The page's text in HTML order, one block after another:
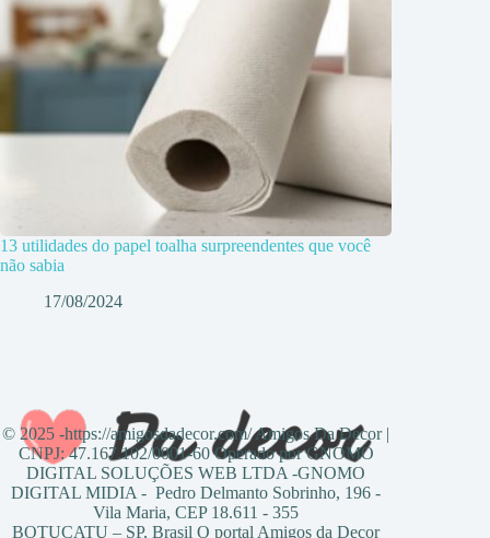
13 utilidades do papel toalha surpreendentes que você
não sabia
17/08/2024
© 2025 -https://amigosdadecor.com/ Amigos Da Decor |
CNPJ: 47.167.102/0001-60 Operado por GNOMO
DIGITAL SOLUÇÕES WEB LTDA -GNOMO
DIGITAL MIDIA - Pedro Delmanto Sobrinho, 196 -
Vila Maria, CEP 18.611 - 355
BOTUCATU – SP, Brasil O portal Amigos da Decor